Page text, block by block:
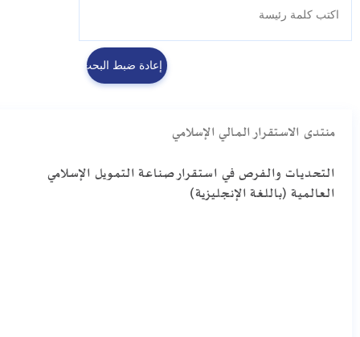
منتدى الاستقرار المالي الإسلامي
التحديات والفرص في استقرار صناعة التمويل الإسلامي
العالمية (باللغة الإنجليزية)